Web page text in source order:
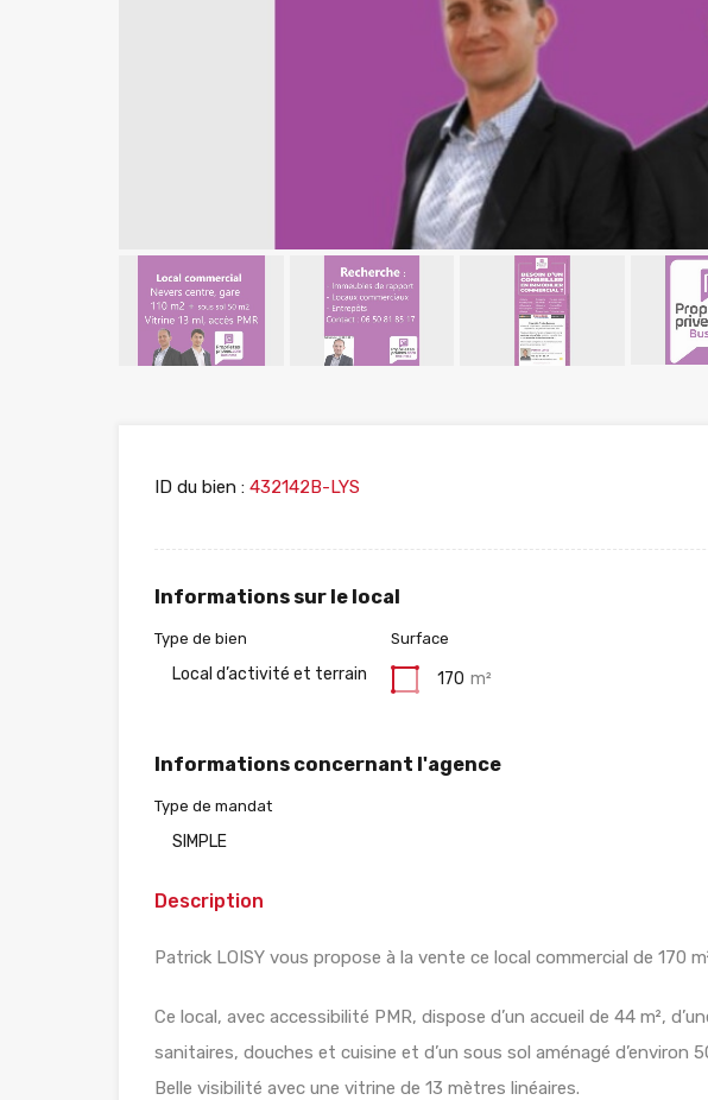
ID du bien : 432142B-LYS
Informations sur le local
Type de bien
Local d’activité et terrain
Surface
170 m²
Informations concernant l'agence
Type de mandat
SIMPLE
Description
Patrick LOISY vous propose à la vente ce local commercial de 170
Ce local, avec accessibilité PMR, dispose d’un accueil de 44 m²,
sanitaires, douches et cuisine et d’un sous sol aménagé d’environ
Belle visibilité avec une vitrine de 13 mètres linéaires.